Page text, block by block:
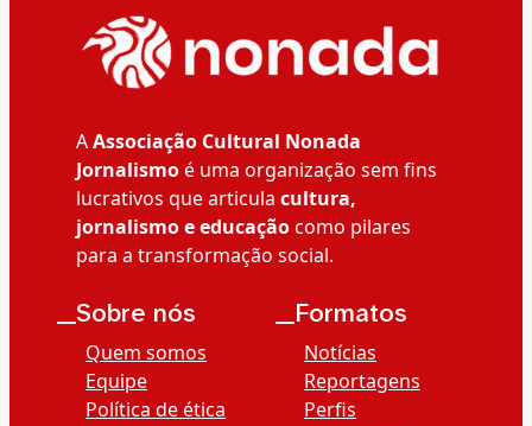
AAssociação Cultural Nonada
Jornalismoé uma organização sem fins
lucrativos que articula cultura,
jornalismo e educaçãocomo pilares
para a transformação social.
__Sobre nós
Quem somos
Equipe
Política de ética
__Formatos
Notícias
Reportagens
Perfis